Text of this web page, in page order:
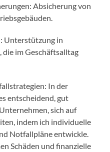
Absicherung von
Unterstützung in
im Geschäftsalltag
In der
entscheidend, gut
sich auf
indem ich individuelle
Notfallpläne entwickle.
Schäden und finanzielle